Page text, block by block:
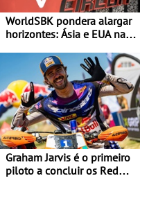
WorldSBK pondera alargar
horizontes: Ásia e EUA na
Graham Jarvis é o primeiro
piloto a concluir os Red